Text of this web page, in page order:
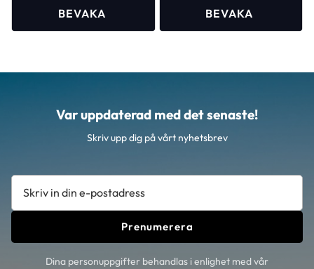
Var uppdaterad med det senaste!
Skriv upp dig på vårt nyhetsbrev
Prenumerera
Dina personuppgifter behandlas i enlighet med vår